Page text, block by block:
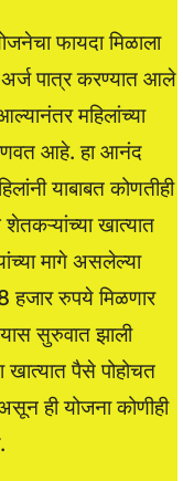
फायदा मिळाला
पात्र करण्यात आले
महिलांच्या
आहे. हा आनंद
याबाबत कोणतीही
खात्यात
मागे असलेल्या
हजार रुपये मिळणार
सुरुवात झाली
खात्यात पैसे पोहोचत
ही योजना कोणीही